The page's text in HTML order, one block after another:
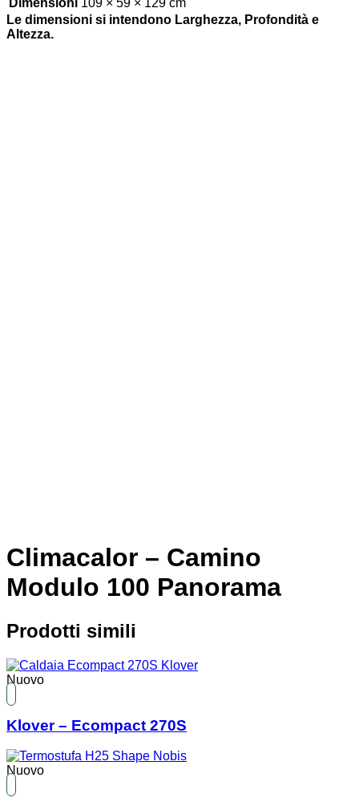
Dimensioni 109 × 59 × 129 cm
Le dimensioni si intendono Larghezza, Profondità e
Altezza.
Climacalor – Camino
Modulo 100 Panorama
Prodotti simili
Nuovo
Klover – Ecompact 270S
Nuovo